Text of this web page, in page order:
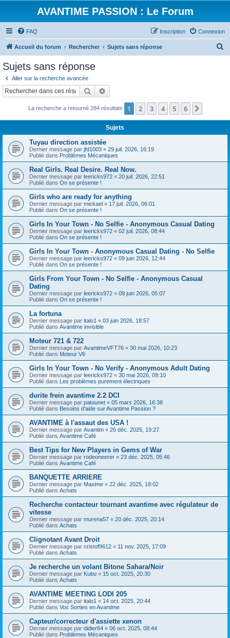
AVANTIME PASSION : Le Forum
FAQ Connexion
Inscription
Accueil du forum Rechercher Sujets sans réponse
c
Sujets sans réponse
Aller sur la recherche avancée
Rechercher
La recherche a retourné 284 résultats 1 2 3 4 5 6
Sujets
Tuyau direction assistée
Dernier message par jfd1003 « 29 juil. 2026, 16:19
Publié dans Problèmes Mécaniques
Real Girls. Real Desire. Real Now.
Dernier message par leericks972 « 20 juil. 2026, 22:51
Publié dans On se présente !
Girls who are ready for anything
Dernier message par mickael « 17 juil. 2026, 06:01
Publié dans On se présente !
Girls In Your Town - No Selfie - Anonymous Casual Dating
Dernier message par leericks972 « 02 juil. 2026, 08:44
Publié dans On se présente !
Girls In Your Town - Anonymous Casual Dating - No Selfie
Dernier message par leericks972 « 09 juin 2026, 12:44
Publié dans On se présente !
Girls From Your Town - No Selfie - Anonymous Casual
Dating
Dernier message par leericks972 « 09 juin 2026, 05:07
Publié dans On se présente !
La fortuna
Dernier message par italo1 « 03 juin 2026, 18:57
Publié dans Avantime invisible
Moteur 721 & 722
Dernier message par AvantimeVFT76 « 30 mai 2026, 10:23
Publié dans Moteur V6
Girls In Your Town - No Verify - Anonymous Adult Dating
Dernier message par leericks972 « 30 mai 2026, 09:10
Publié dans Les problèmes purement électriques
durite frein avantime 2.2 DCI
Dernier message par patounet « 05 mars 2026, 16:38
Publié dans Besoins d'aide sur Avantime Passion ?
AVANTIME à l'assaut des USA !
Dernier message par Avantim « 26 déc. 2025, 19:27
Publié dans Avantime Café
Best Tips for New Players in Gems of War
Dernier message par rodeoneerer « 23 déc. 2025, 05:46
Publié dans Avantime Café
BANQUETTE ARRIERE
Dernier message par Maxime « 22 déc. 2025, 18:02
Publié dans Achats
Recherche contacteur tournant avantime avec régulateur de
vitesse
Dernier message par murena57 « 20 déc. 2025, 20:14
Publié dans Achats
Clignotant Avant Droit
Dernier message par cristof9612 « 11 nov. 2025, 17:09
Publié dans Achats
Je recherche un volant Bitone Sahara/Noir
Dernier message par Kubu « 15 oct. 2025, 20:30
Publié dans Achats
AVANTIME MEETING LODI 205
Dernier message par italo1 « 14 oct. 2025, 20:44
Publié dans Vos Sorties en Avantime
Capteur/correcteur d'assiette xenon
Dernier message par didier64 « 06 oct. 2025, 08:44
Publié dans Problèmes Mécaniques